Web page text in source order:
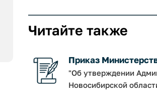
Читайте также
Приказ
"Об утверждении
Новосибирской